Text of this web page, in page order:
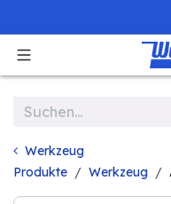
Werkzeug
Produkte
Werkzeug